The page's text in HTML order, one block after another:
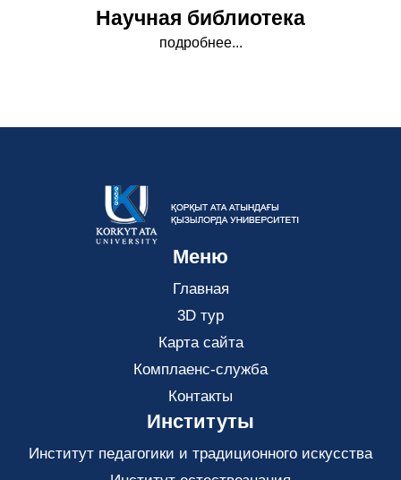
Научная библиотека
подробнее...
Меню
Главная
3D тур
Карта сайта
Комплаенс-служба
Контакты
Институты
Институт педагогики и традиционного искусства